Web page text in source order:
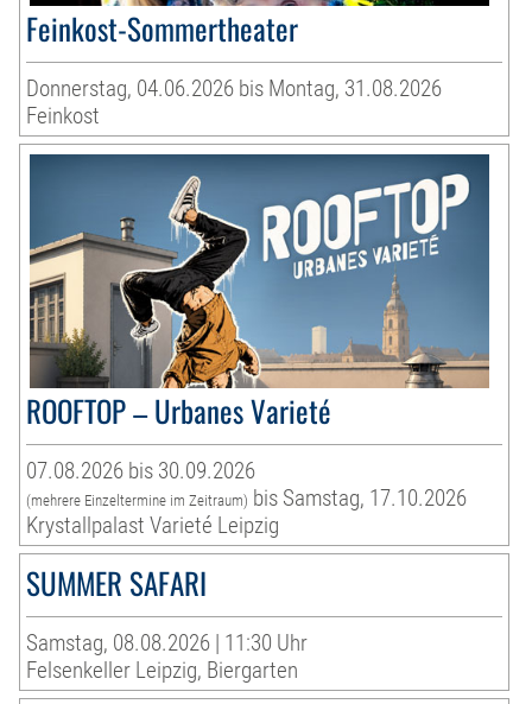
Feinkost-Sommertheater
Donnerstag, 04.06.2026 bis Montag, 31.08.2026
Feinkost
ROOFTOP – Urbanes Varieté
07.08.2026 bis 30.09.2026
(mehrere Einzeltermine im Zeitraum) bis Samstag, 17.10.2026
Krystallpalast Varieté Leipzig
SUMMER SAFARI
Samstag, 08.08.2026 | 11:30 Uhr
Felsenkeller Leipzig, Biergarten